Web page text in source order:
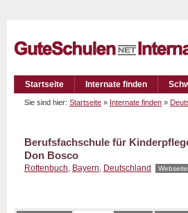
Startseite Internate finden
Sie sind hier: Startseite » Internate finden »
Berufsfachschule für
Don Bosco
Rottenbuch, Bayern, Deutschland Webseite